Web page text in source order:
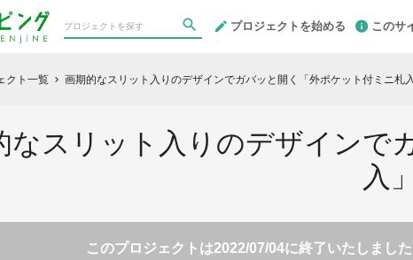
プロジェクトを始める このサ
クト一覧 chevron_right 画期的なスリット入りのデザインでガバッと開く「外ポケット付ミニ札入
なスリット入りのデザインで
入」
このプロジェクトは2022/07/04に終了いたしまし